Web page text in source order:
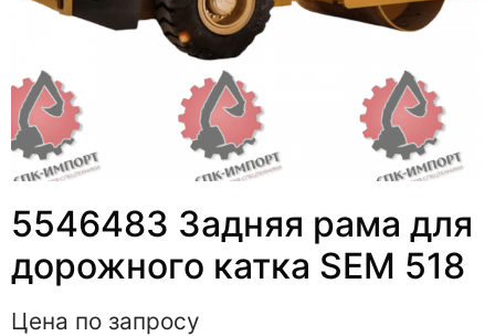
5546483 Задняя рама для
дорожного катка SEM 518
Цена по запросу